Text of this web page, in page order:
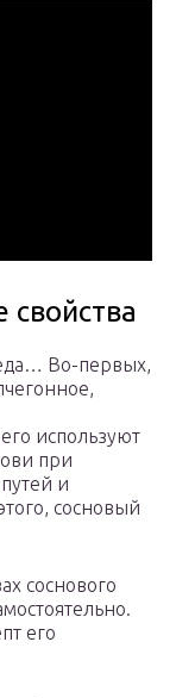
Во-первых,
используют
при
и
сосновый
соснового
его